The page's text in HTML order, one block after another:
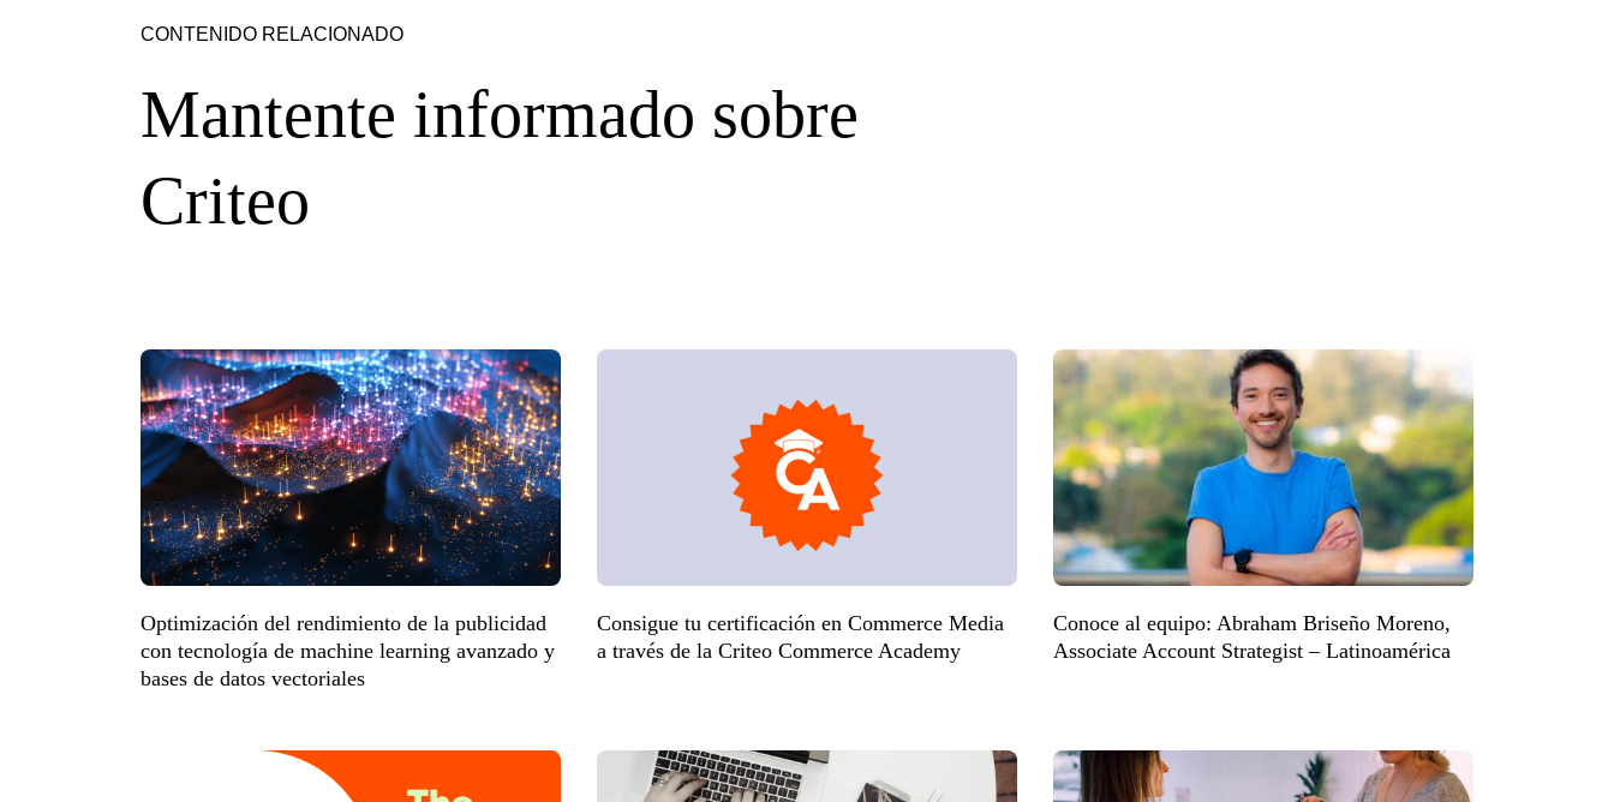
CONTENIDO RELACIONADO
Mantente informado sobre
Criteo
Optimización del rendimiento de la publicidad
con tecnología de machine learning avanzado y
bases de datos vectoriales
Consigue tu certificación en Commerce Media
a través de la Criteo Commerce Academy
Conoce al equipo: Abraham Briseño Moreno,
Associate Account Strategist – Latinoamérica